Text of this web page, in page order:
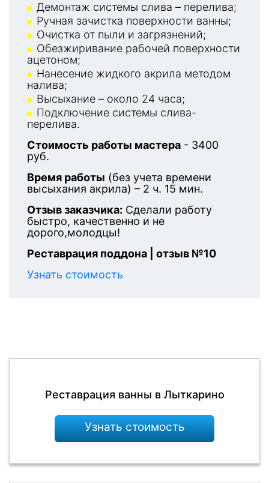
Демонтаж системы слива – перелива;
Ручная зачистка поверхности ванны;
Очистка от пыли и загрязнений;
Обезжиривание рабочей поверхности
ацетоном;
Нанесение жидкого акрила методом
налива;
Высыхание – около 24 часа;
Подключение системы слива-
перелива.
Стоимость работы мастера - 3400
руб.
Время работы (без учета времени
высыхания акрила) – 2 ч. 15 мин.
Отзыв заказчика: Сделали работу
быстро, качественно и не
дорого,молодцы!
Реставрация поддона | отзыв №10
Узнать стоимость
Реставрация ванны в Лыткарино
Узнать стоимость